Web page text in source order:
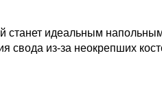
станет идеальным
свода из-за неокрепших